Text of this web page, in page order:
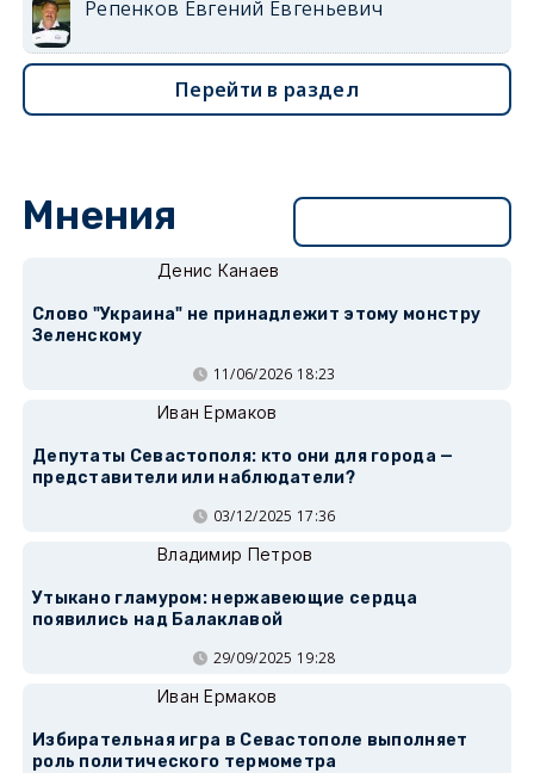
Репенков Евгений Евгеньевич
Перейти в раздел
Мнения
Денис Канаев
Слово "Украина" не принадлежит этому монстру
Зеленскому
11/06/2026 18:23
Иван Ермаков
Депутаты Севастополя: кто они для города —
представители или наблюдатели?
03/12/2025 17:36
Владимир Петров
Утыкано гламуром: нержавеющие сердца
появились над Балаклавой
29/09/2025 19:28
Иван Ермаков
Избирательная игра в Севастополе выполняет
роль политического термометра